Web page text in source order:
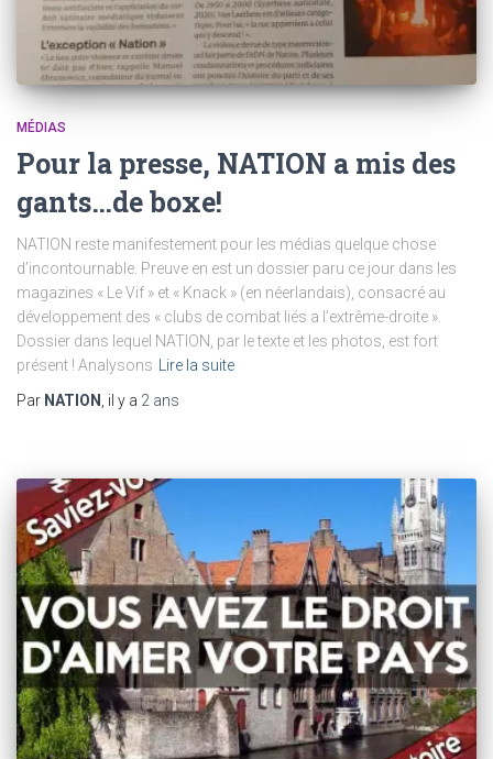
MÉDIAS
Pour la presse, NATION a mis des
gants…de boxe!
NATION reste manifestement pour les médias quelque chose
d’incontournable. Preuve en est un dossier paru ce jour dans les
magazines « Le Vif » et « Knack » (en néerlandais), consacré au
développement des « clubs de combat liés a l’extrême-droite ».
Dossier dans lequel NATION, par le texte et les photos, est fort
présent ! Analysons
Lire la suite
Par NATION , il y a 2 ans